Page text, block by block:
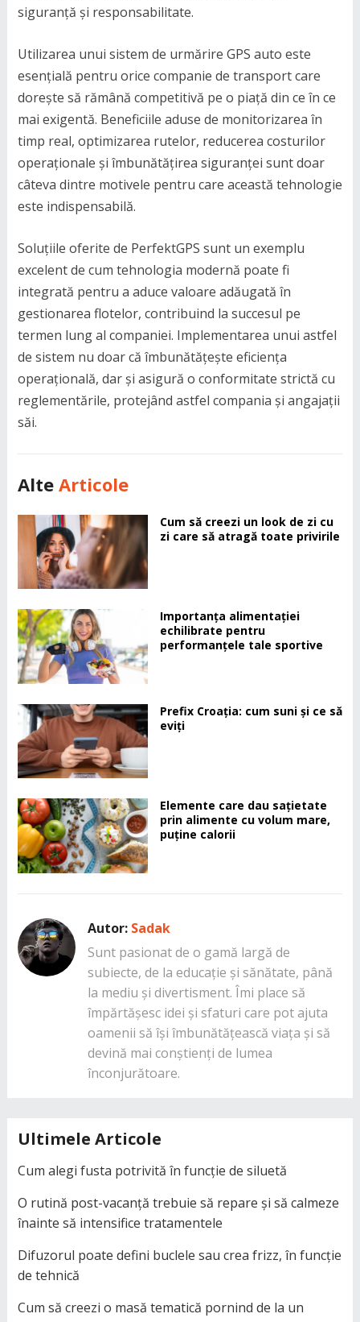
siguranță și responsabilitate.
Utilizarea unui sistem de urmărire GPS auto este
esențială pentru orice companie de transport care
dorește să rămână competitivă pe o piață din ce în ce
mai exigentă. Beneficiile aduse de monitorizarea în
timp real, optimizarea rutelor, reducerea costurilor
operaționale și îmbunătățirea siguranței sunt doar
câteva dintre motivele pentru care această tehnologie
este indispensabilă.
Soluțiile oferite de PerfektGPS sunt un exemplu
excelent de cum tehnologia modernă poate fi
integrată pentru a aduce valoare adăugată în
gestionarea flotelor, contribuind la succesul pe
termen lung al companiei. Implementarea unui astfel
de sistem nu doar că îmbunătățește eficiența
operațională, dar și asigură o conformitate strictă cu
reglementările, protejând astfel compania și angajații
săi.
Alte Articole
Cum să creezi un look de zi cu
zi care să atragă toate privirile
Importanța alimentației
echilibrate pentru
performanțele tale sportive
Prefix Croația: cum suni și ce să
eviți
Elemente care dau sațietate
prin alimente cu volum mare,
puține calorii
Autor: Sadak
Sunt pasionat de o gamă largă de
subiecte, de la educație și sănătate, până
la mediu și divertisment. Îmi place să
împărtășesc idei și sfaturi care pot ajuta
oamenii să își îmbunătățească viața și să
devină mai conștienți de lumea
înconjurătoare.
Ultimele Articole
Cum alegi fusta potrivită în funcție de siluetă
O rutină post-vacanță trebuie să repare și să calmeze
înainte să intensifice tratamentele
Difuzorul poate defini buclele sau crea frizz, în funcție
de tehnică
Cum să creezi o masă tematică pornind de la un